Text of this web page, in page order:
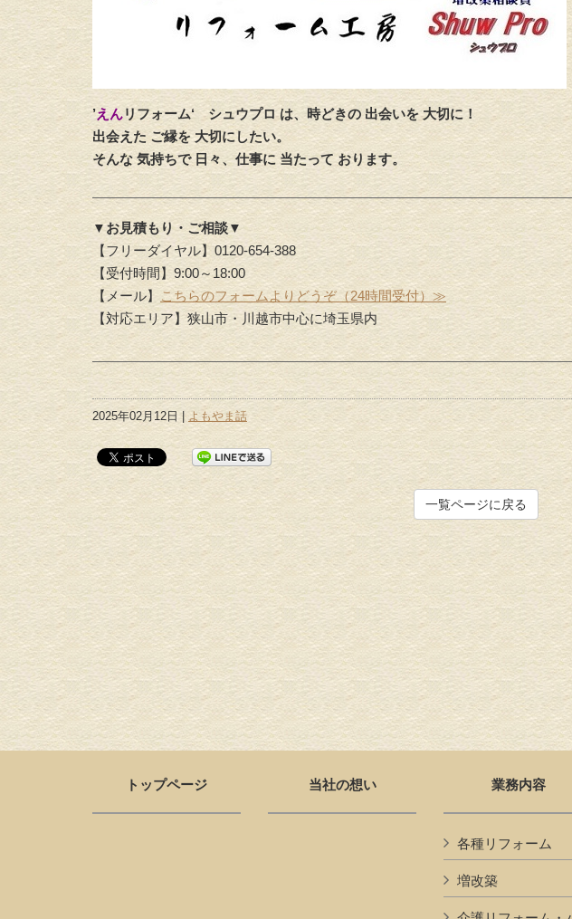
’えんリフォーム‘シュウプロ は、時どきの 出会いを 大切に！
出会えた ご縁を 大切にしたい。
そんな 気持ちで 日々、仕事に 当たって おります。
▼お見積もり・ご相談▼
【フリーダイヤル】0120-654-388
【受付時間】9:00～18:00
【メール】
こちらのフォームよりどうぞ（24時間受付）≫
【対応エリア】狭山市・川越市中心に埼玉県内
2025年02月12日 | よもやま話
一覧ページに戻る
トップページ 当社の想い 業務内容
各種リフォーム
増改築